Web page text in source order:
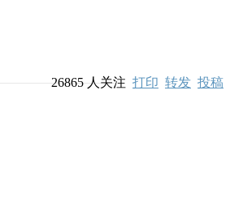
26865人关注 打印 转发 投稿